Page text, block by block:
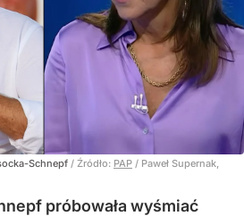
Schnepf / Źródło: PAP / Paweł Supernak,
próbowała wyśmiać